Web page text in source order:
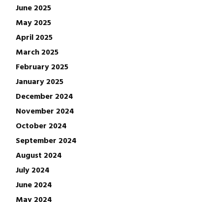
June 2025
May 2025
April 2025
March 2025
February 2025
January 2025
December 2024
November 2024
October 2024
September 2024
August 2024
July 2024
June 2024
May 2024